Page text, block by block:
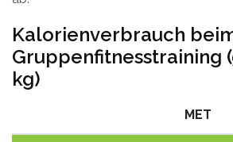
Kalorienverbrauch
Gruppenfitnesstraining
kg)
MET